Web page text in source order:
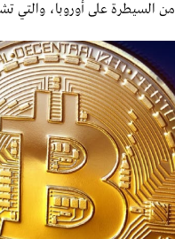
من السيطرة على أوروبا، والتي